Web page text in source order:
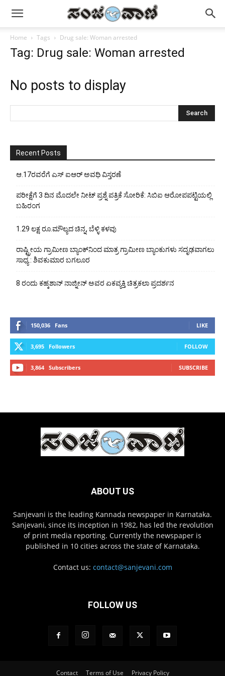
Home Tags Drug sale: Woman arrested
Tag: Drug sale: Woman arrested
No posts to display
Recent Posts
ಆ.17ರವರೆಗೆ ಎಸ್ ಐಆರ್ ಅವಧಿ ವಿಸ್ತರಣೆ
ಪರೀಕ್ಷೆಗೆ 3 ದಿನ ಮೊದಲೇ ನೀಟ್ ಪ್ರಶ್ನೆ ಪತ್ರಿಕೆ ಸೋರಿಕೆ: ಸಿಬಿಐ ಆರೋಪಪಟ್ಟಿಯಲ್ಲಿ
ಬಹಿರಂಗ
1.29 ಲಕ್ಷ ರೂ.ಮೌಲ್ಯದ ಚಿನ್ನ, ಬೆಳ್ಳಿ ಕಳವು
ರಾಷ್ಟ್ರೀಯ ಗ್ರಾಮೀಣ ಬ್ಯಾಂಕ್‍ನಿಂದ ಮಾತ್ರ ಗ್ರಾಮೀಣ ಬ್ಯಾಂಕುಗಳು ಸದೃಢವಾಗಲು
ಸಾಧ್ಯ : ಶಿವಕುಮಾರ ಬಗಲೂರ
8 ರಂದು ಕಹ್ಕಶಾನ್ ನಾಜ್ನೀನ್ ಅವರ ಏಕವ್ಯಕ್ತಿ ಚಿತ್ರಕಲಾ ಪ್ರದರ್ಶನ
150,036 Fans LIKE
3,695 Followers FOLLOW
3,864 Subscribers SUBSCRIBE
ABOUT US
Sanjevani is the leading Kannada newspaper in Karnataka.
Sanjevani, since its inception in 1982, has led the revolution
of print media reporting. Currently the newspaper is
published in 10 cities across the state of Karnataka.
Contact us: contact@sanjevani.com
FOLLOW US
Contact Terms of Use Privacy Policy